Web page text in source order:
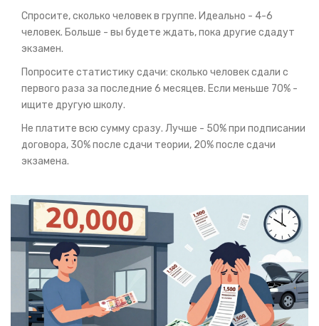
Спросите, сколько человек в группе. Идеально - 4-6
человек. Больше - вы будете ждать, пока другие сдадут
экзамен.
Попросите статистику сдачи: сколько человек сдали с
первого раза за последние 6 месяцев. Если меньше 70% -
ищите другую школу.
Не платите всю сумму сразу. Лучше - 50% при подписании
договора, 30% после сдачи теории, 20% после сдачи
экзамена.